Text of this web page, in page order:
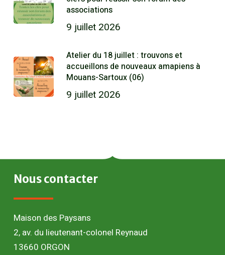
associations
9 juillet 2026
Atelier du 18 juillet : trouvons et
accueillons de nouveaux amapiens à
Mouans-Sartoux (06)
9 juillet 2026
Nouscontacter
Maison des Paysans
2, av. du lieutenant-colonel Reynaud
13660 ORGON